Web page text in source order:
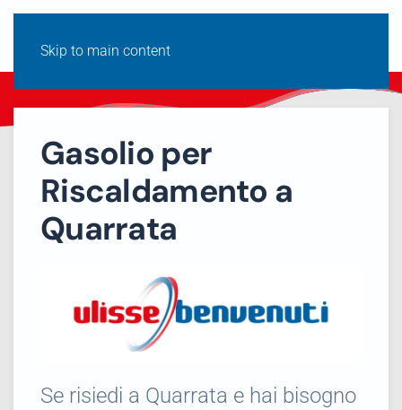
Skip to main content
Gasolio per
Riscaldamento a
Quarrata
Se risiedi a Quarrata e hai bisogno